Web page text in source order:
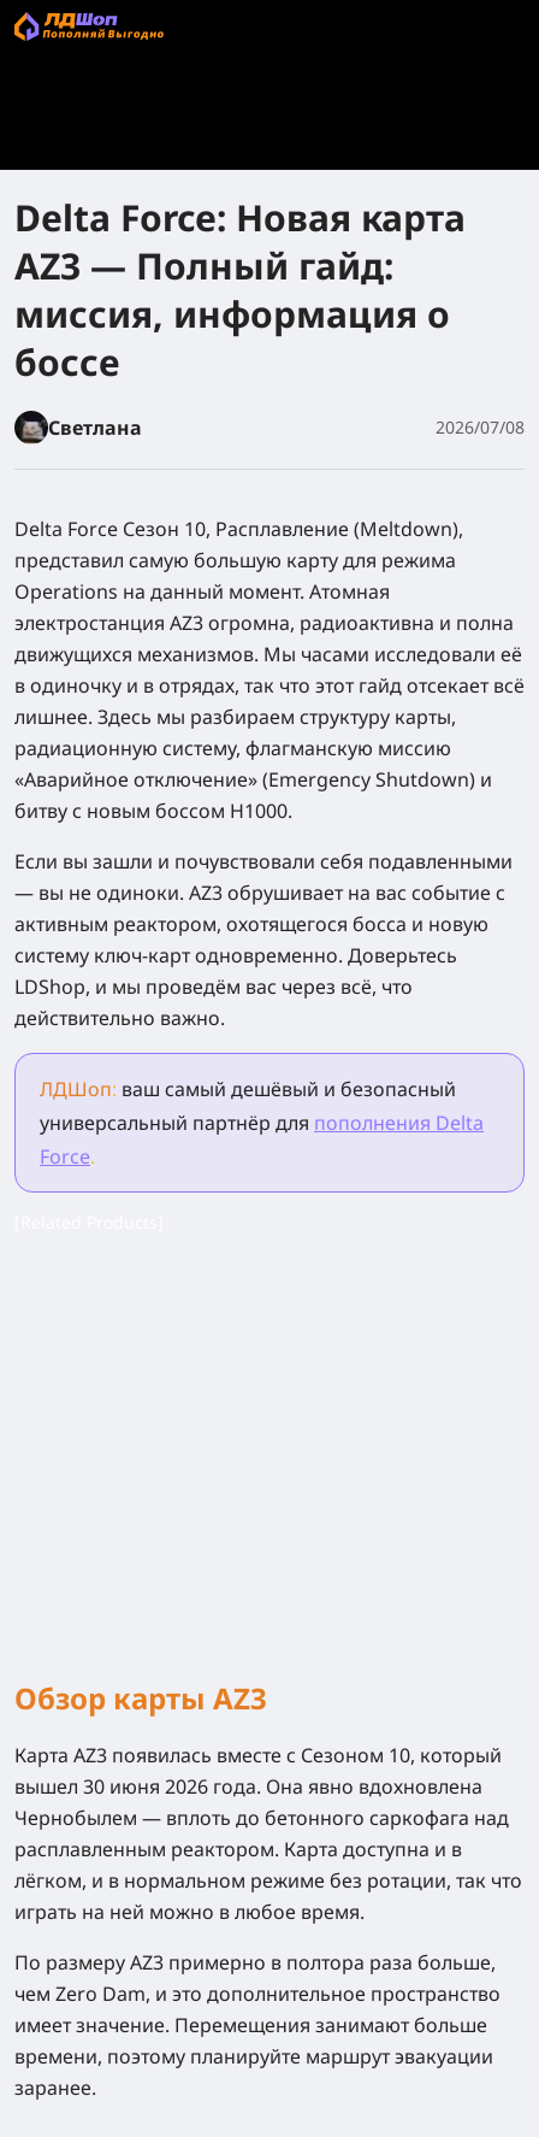
Delta Force: Новая карта
AZ3 — Полный гайд:
миссия, информация о
боссе
Светлана 2026/07/08
Delta Force Сезон 10, Расплавление (Meltdown),
представил самую большую карту для режима
Operations на данный момент. Атомная
электростанция AZ3 огромна, радиоактивна и полна
движущихся механизмов. Мы часами исследовали её
в одиночку и в отрядах, так что этот гайд отсекает всё
лишнее. Здесь мы разбираем структуру карты,
радиационную систему, флагманскую миссию
«Аварийное отключение» (Emergency Shutdown) и
битву с новым боссом H1000.
Если вы зашли и почувствовали себя подавленными
— вы не одиноки. AZ3 обрушивает на вас событие с
активным реактором, охотящегося босса и новую
систему ключ-карт одновременно. Доверьтесь
LDShop, и мы проведём вас через всё, что
действительно важно.
ЛДШоп: ваш самый дешёвый и безопасный
универсальный партнёр для пополнения Delta
Force.
Обзор карты AZ3
Карта AZ3 появилась вместе с Сезоном 10, который
вышел 30 июня 2026 года. Она явно вдохновлена
Чернобылем — вплоть до бетонного саркофага над
расплавленным реактором. Карта доступна и в
лёгком, и в нормальном режиме без ротации, так что
играть на ней можно в любое время.
По размеру AZ3 примерно в полтора раза больше,
чем Zero Dam, и это дополнительное пространство
имеет значение. Перемещения занимают больше
времени, поэтому планируйте маршрут эвакуации
заранее.